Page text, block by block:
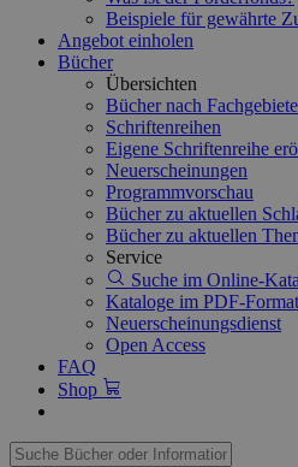
Beispiele für gewährte
Angebot einholen
Bücher
Übersichten
Bücher nach
Schriftenreihen
Eigene Schriftenreihe
Neuerscheinungen
Programmvorschau
Bücher zu aktuellen
Bücher zu aktuellen
Service
Suche im Online-
Kataloge im PDF-Format
Neuerscheinungsdienst
Open Access
FAQ
Shop